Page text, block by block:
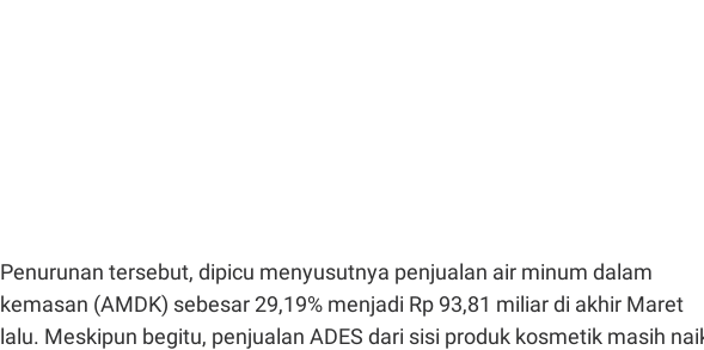
Penurunan tersebut, dipicu menyusutnya penjualan air minum dalam
kemasan (AMDK) sebesar 29,19% menjadi Rp 93,81 miliar di akhir Maret
lalu. Meskipun begitu, penjualan ADES dari sisi produk kosmetik masih